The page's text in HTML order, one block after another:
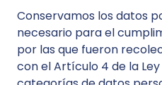
Conservamos los datos
necesario para el
por las que fueron
con el Artículo 4 de la Ley